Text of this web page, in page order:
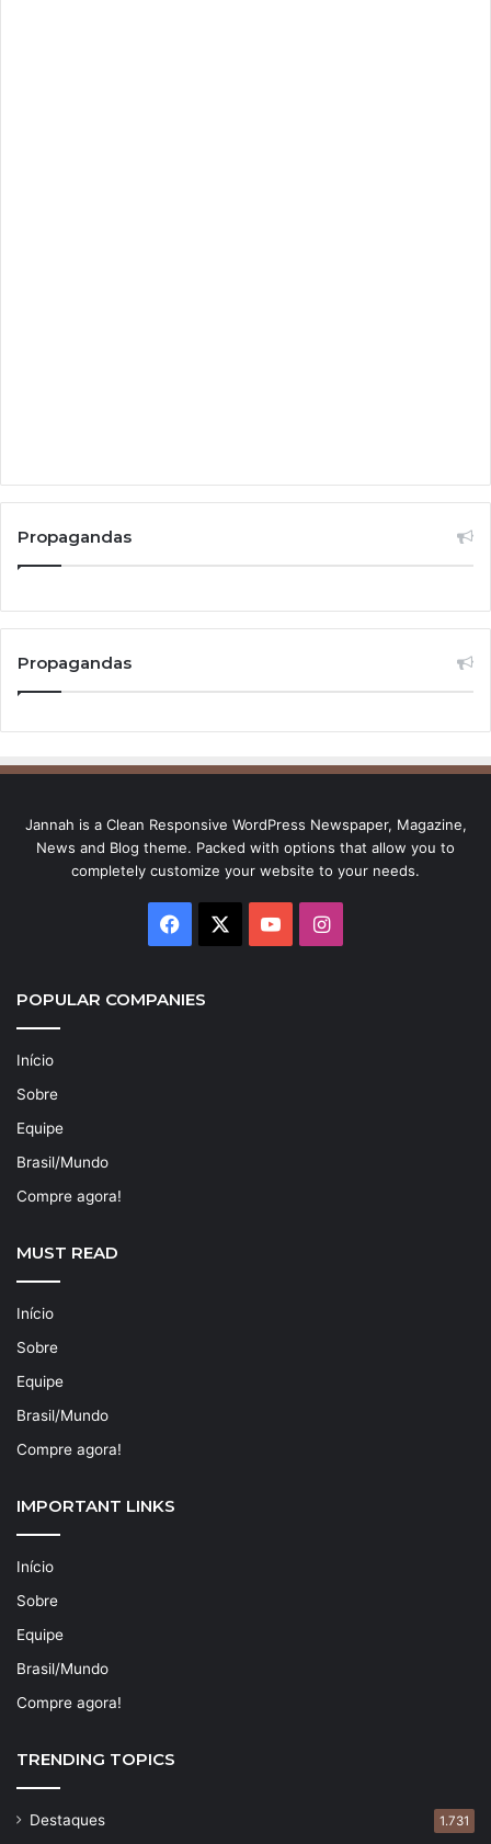
Propagandas
Propagandas
Jannah is a Clean Responsive WordPress Newspaper, Magazine,
News and Blog theme. Packed with options that allow you to
completely customize your website to your needs.
Facebook YouTubeInstagram
POPULAR COMPANIES
Início
Sobre
Equipe
Brasil/Mundo
Compre agora!
MUST READ
Início
Sobre
Equipe
Brasil/Mundo
Compre agora!
IMPORTANT LINKS
Início
Sobre
Equipe
Brasil/Mundo
Compre agora!
TRENDING TOPICS
Destaques 1.731